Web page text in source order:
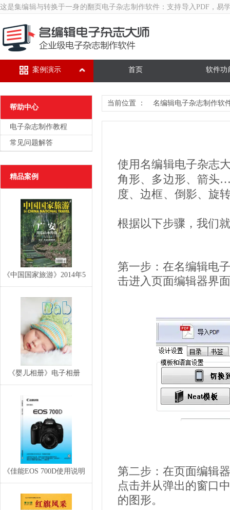
这是集编辑与转换于一身的翻页 电子杂志制作软件 ：支持导入PDF，易
首页
案例演示 软件功
帮助中心
电子杂志制作教程
常见问题解答
精品案例
《中国国家旅游》2014年5
《婴儿相册》电子相册
《佳能EOS 700D使用说明
当前位置 ： 名编辑电子杂志制作软
使用名编辑电子杂志
角形、多边形、箭头
度、边框、倒影、旋
根据以下步骤，我们
第一步：在名编辑电
击进入页面编辑器界
第二步：在页面编辑
点击并从弹出的窗口
的图形。